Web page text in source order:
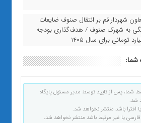
شهردار قم بر انتقال صنوف ضایعات
به شهرک صنوف / هدف‌گذاری بودجه
شما:
شما، پس از تایید توسط مدیر مسئول پایگاه
شد.
افترا باشد منتشر نخواهد شد.
فارسی یا غیر مرتبط باشد منتشر نخواهد شد.